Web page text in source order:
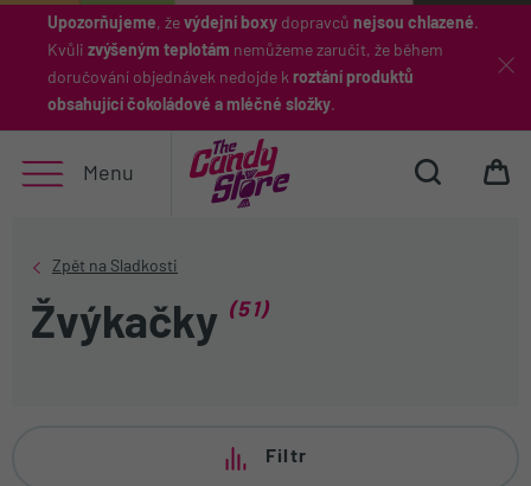
Upozorňujeme, že výdejní boxy dopravců nejsou chlazené.
Kvůli zvýšeným teplotám nemůžeme zaručit, že během
doručování objednávek nedojde k roztání produktů
obsahující čokoládové a mléčné složky.
Menu
Hledat
Žvýkačky (51)
Filtr